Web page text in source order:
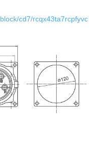
cd7/rcqx43ta7rcpfyvc